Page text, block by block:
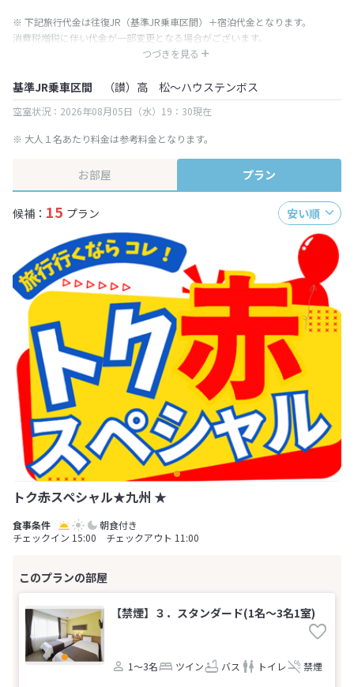
つづきを見る
※ 下記旅行代金は往復JR（基準JR乗車区間）＋宿泊代金となります。
消費税増税に伴い代金が一部変更となる場合がございます。
※ 表示されている旅行代金・プラン内容は一定時間ごとに更新されます。最
基準JR乗車区間 （讃）高 松～ハウステンボス
空室状況：2026年08月05日（水）19：30現在
※ 大人１名あたり料金は参考料金となります。
お部屋 プラン
候補： 15 プラン 安い順
トク赤スペシャル★九州 ★
朝食付き
チェックイン 15:00 チェックアウト 11:00
【禁煙】３．スタンダード(1名～3名1室)
1～3名 ツイン バス トイレ 禁煙